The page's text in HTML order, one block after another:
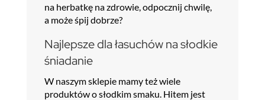
na herbatkę na zdrowie, odpocznij chwilę,
a może śpij dobrze?
Najlepsze dla łasuchów na słodkie
śniadanie
W naszym sklepie mamy też wiele
produktów o słodkim smaku. Hitem jest